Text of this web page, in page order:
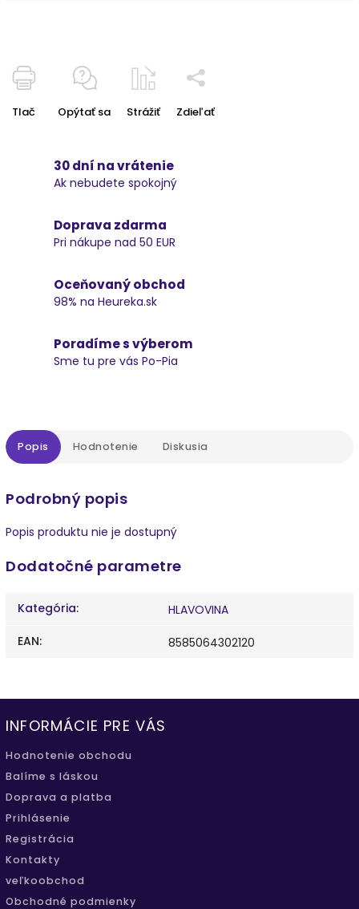
Tlač Opýtať sa Strážiť Zdieľať
30 dní na vrátenie
Ak nebudete spokojný
Doprava zdarma
Pri nákupe nad 50 EUR
Oceňovaný obchod
98% na Heureka.sk
Poradíme s výberom
Sme tu pre vás Po-Pia
Popis Hodnotenie Diskusia
Podrobný popis
Popis produktu nie je dostupný
Dodatočné parametre
Kategória:
HLAVOVINA
EAN: 8585064302120
INFORMÁCIE PRE VÁS
Hodnotenie obchodu
Balíme s láskou
Doprava a platba
Prihlásenie
Registrácia
Kontakty
veľkoobchod
Obchodné podmienky